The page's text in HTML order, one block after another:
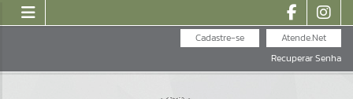
Atende.Net
Cadastre-se
Recuperar Senha